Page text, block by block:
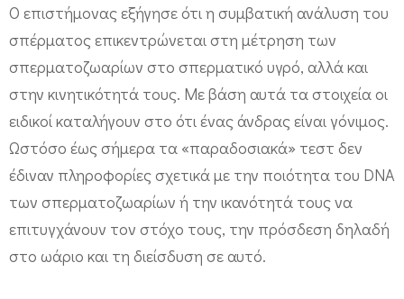
μ
ο
π
ο
ί
η
η
Ο επιστήμονας εξήγησε ότι η συμβατική ανάλυση του
σπέρματος επικεντρώνεται στη μέτρηση των
σπερματοζωαρίων στο σπερματικό υγρό, αλλά και
στην κινητικότητά τους. Με βάση αυτά τα στοιχεία οι
ειδικοί καταλήγουν στο ότι ένας άνδρας είναι γόνιμος.
Ωστόσο έως σήμερα τα «παραδοσιακά» τεστ δεν
έδιναν πληροφορίες σχετικά με την ποιότητα του DΝΑ
των σπερματοζωαρίων ή την ικανότητά τους να
επιτυγχάνουν τον στόχο τους, την πρόσδεση δηλαδή
στο ωάριο και τη διείσδυση σε αυτό.